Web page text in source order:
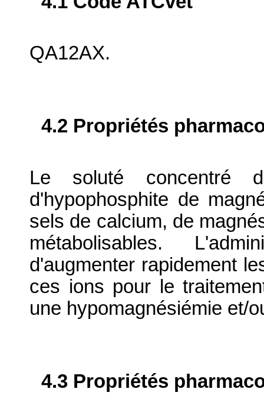
QA12AX.
4.2 Propriétés
Le soluté concentré
d'hypophosphite de
sels de calcium, de
métabolisables.
d'augmenter rapidement
ces ions pour le
une hypomagnésiémie et/
4.3 Propriétés